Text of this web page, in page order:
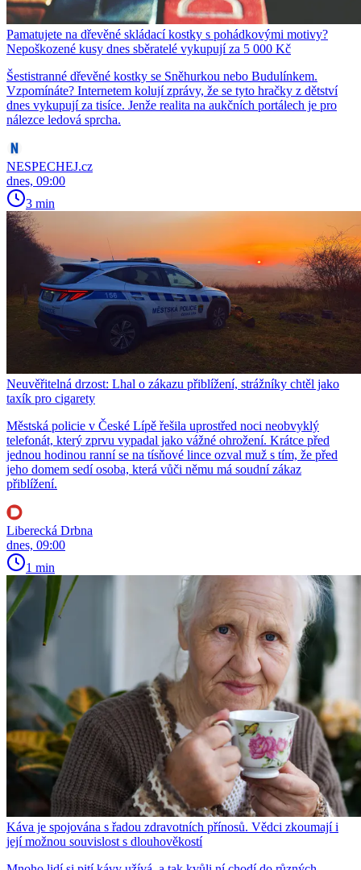
Pamatujete na dřevěné skládací kostky s pohádkovými motivy?
Nepoškozené kusy dnes sběratelé vykupují za 5 000 Kč
Šestistranné dřevěné kostky se Sněhurkou nebo Budulínkem.
Vzpomínáte? Internetem kolují zprávy, že se tyto hračky z dětství
dnes vykupují za tisíce. Jenže realita na aukčních portálech je pro
nálezce ledová sprcha.
NESPECHEJ.cz
dnes, 09:00
3 min
Neuvěřitelná drzost: Lhal o zákazu přiblížení, strážníky chtěl jako
taxík pro cigarety
Městská policie v České Lípě řešila uprostřed noci neobvyklý
telefonát, který zprvu vypadal jako vážné ohrožení. Krátce před
jednou hodinou ranní se na tísňové lince ozval muž s tím, že před
jeho domem sedí osoba, která vůči němu má soudní zákaz
přiblížení.
Liberecká Drbna
dnes, 09:00
1 min
Káva je spojována s řadou zdravotních přínosů. Vědci zkoumají i
její možnou souvislost s dlouhověkostí